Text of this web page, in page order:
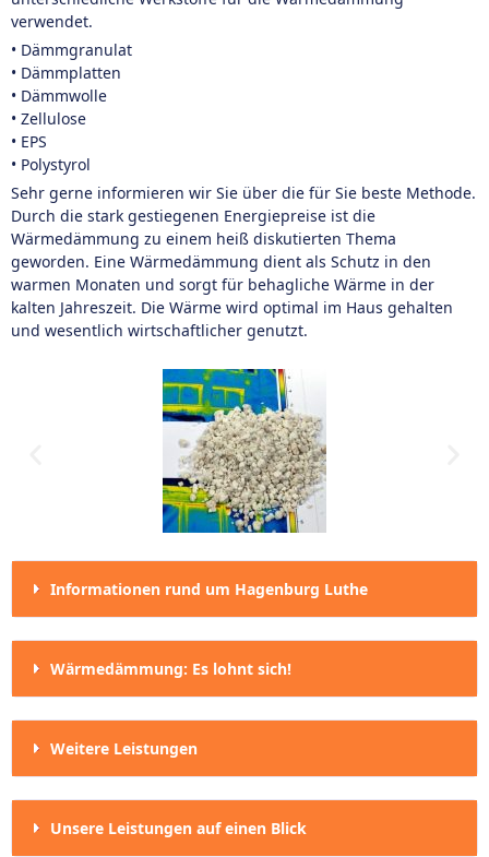
verwendet.
• Dämmgranulat
• Dämmplatten
• Dämmwolle
• Zellulose
• EPS
• Polystyrol
Sehr gerne informieren wir Sie über die für Sie beste Methode.
Durch die stark gestiegenen Energiepreise ist die
Wärmedämmung zu einem heiß diskutierten Thema
geworden. Eine Wärmedämmung dient als Schutz in den
warmen Monaten und sorgt für behagliche Wärme in der
kalten Jahreszeit. Die Wärme wird optimal im Haus gehalten
und wesentlich wirtschaftlicher genutzt.
Informationen rund um Hagenburg Luthe
Wärmedämmung: Es lohnt sich!
Weitere Leistungen
Unsere Leistungen auf einen Blick